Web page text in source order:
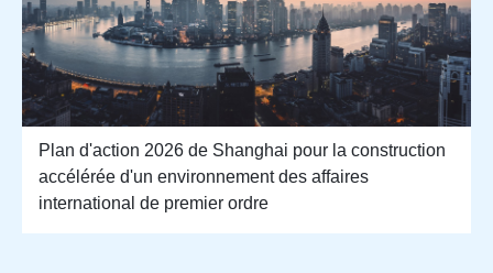
Plan d'action 2026 de Shanghai pour la construction
accélérée d'un environnement des affaires
international de premier ordre